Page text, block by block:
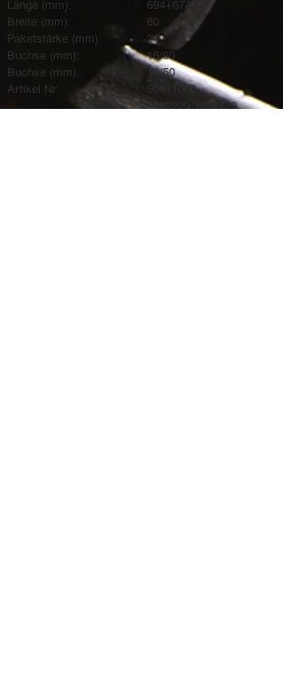
Länge (mm):
Breite (mm):
Paketstärke (mm):
Buchse (mm):
Buchse (mm):
Artikel Nr:
694+674
60
24
16/60
14/50
50611000
1482229 1721779